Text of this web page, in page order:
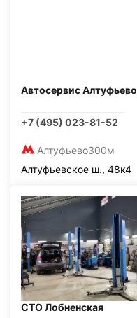
Автосервис Алтуфьево
+7 (495) 023-81-52
Алтуфьево300м
Алтуфьевское ш., 48к4
СТО Лобненская